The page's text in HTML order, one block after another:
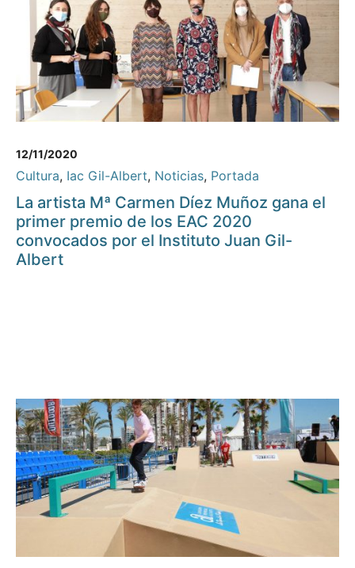
12/11/2020
Cultura, Iac Gil-Albert, Noticias, Portada
La artista Mª Carmen Díez Muñoz gana el
primer premio de los EAC 2020
convocados por el Instituto Juan Gil-
Albert